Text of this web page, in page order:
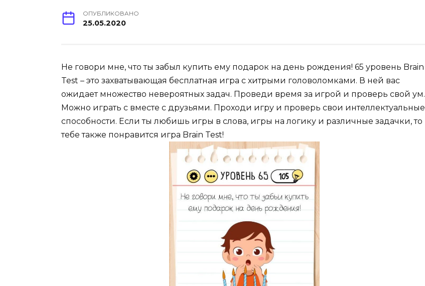
ОПУБЛИКОВАНО
25.05.2020
Не говори мне, что ты забыл купить ему подарок на день рождения! 65 уровень Brain
Test – это захватывающая бесплатная игра с хитрыми головоломками. В ней вас
ожидает множество невероятных задач. Проведи время за игрой и проверь свой ум.
Можно играть с вместе с друзьями. Проходи игру и проверь свои интеллектуальные
способности. Если ты любишь игры в слова, игры на логику и различные задачки, то
тебе также понравится игра Brain Test!